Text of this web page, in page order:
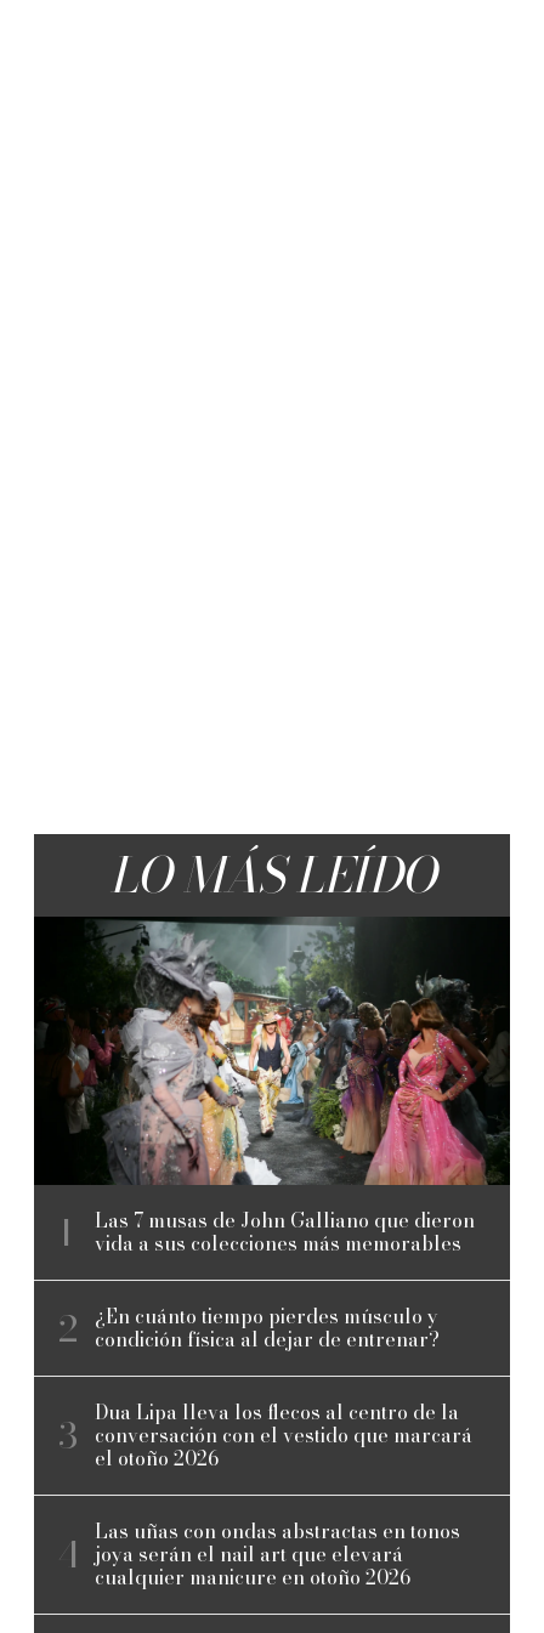
LO MÁS LEÍDO
Las 7 musas de John Galliano que dieron
vida a sus colecciones más memorables
¿En cuánto tiempo pierdes músculo y
condición física al dejar de entrenar?
Dua Lipa lleva los flecos al centro de la
conversación con el vestido que marcará
el otoño 2026
Las uñas con ondas abstractas en tonos
joya serán el nail art que elevará
cualquier manicure en otoño 2026